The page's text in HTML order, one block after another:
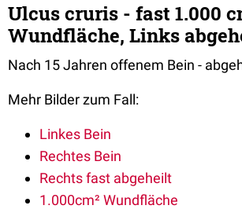
Ulcus cruris - fast 1.000
Wundfläche, Links
Nach 15 Jahren offenem Bein -
Mehr Bilder zum Fall:
Linkes Bein
Rechtes Bein
Rechts fast abgeheilt
1.000cm² Wundfläche